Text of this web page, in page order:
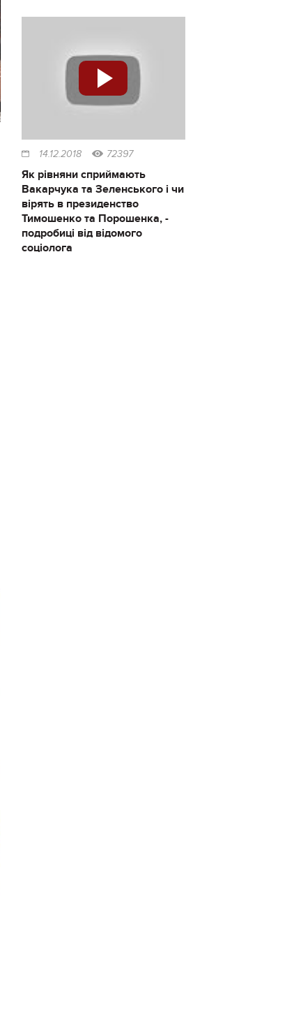
14.12.2018 72397
Як рівняни сприймають
Вакарчука та Зеленського і чи
вірять в президенство
Тимошенко та Порошенка, -
подробиці від відомого
соціолога